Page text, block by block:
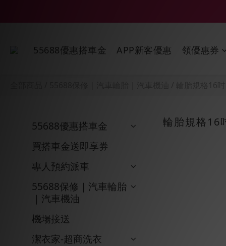
55688優惠搭車金 APP新客優惠 領優惠券
55688優惠搭車金
買搭車金送即享券
專人預約派車
55688保修｜汽車輪胎
｜汽車機油
機場接送
潔衣家-超商洗衣
輪胎規格16